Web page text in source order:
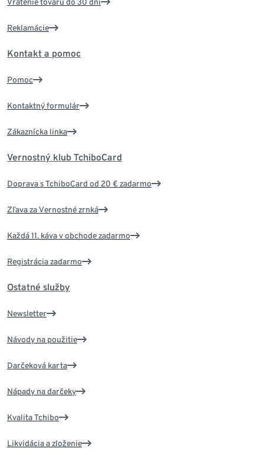
Reklamácie
Kontakt a pomoc
Pomoc
Kontaktný formulár
Zákaznícka linka
Vernostný klub TchiboCard
Doprava s TchiboCard od 20 € zadarmo
Zľava za Vernostné zrnká
Každá 11. káva v obchode zadarmo
Registrácia zadarmo
Ostatné služby
Newsletter
Návody na použitie
Darčeková karta
Nápady na darčeky
Kvalita Tchibo
Likvidácia a zloženie